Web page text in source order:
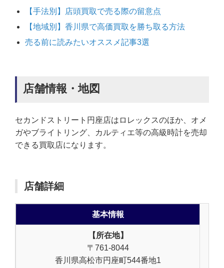
【手法別】店頭買取で売る際の留意点
【地域別】香川県で高価買取を勝ち取る方法
売る前に読みたいオススメ記事3選
店舗情報・地図
セカンドストリート円座店はロレックスのほか、オメ
ガやブライトリング、カルティエ等の高級時計を売却
できる買取店になります。
店舗詳細
基本情報
【所在地】
〒761-8044
香川県高松市円座町544番地1